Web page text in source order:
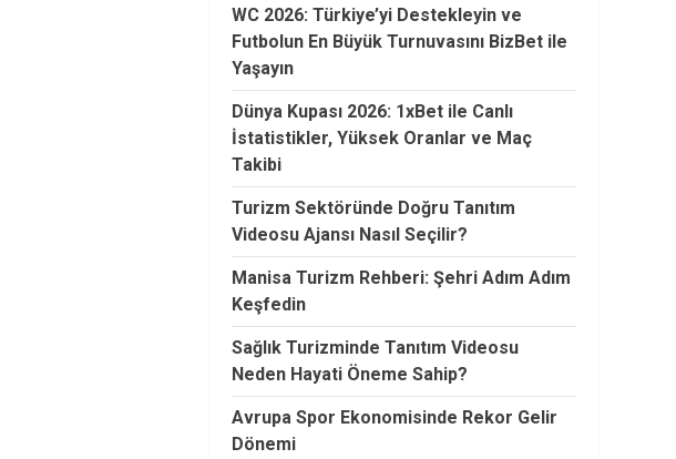
WC 2026: Türkiye’yi Destekleyin ve
Futbolun En Büyük Turnuvasını BizBet ile
Yaşayın
Dünya Kupası 2026: 1xBet ile Canlı
İstatistikler, Yüksek Oranlar ve Maç
Takibi
Turizm Sektöründe Doğru Tanıtım
Videosu Ajansı Nasıl Seçilir?
Manisa Turizm Rehberi: Şehri Adım Adım
Keşfedin
Sağlık Turizminde Tanıtım Videosu
Neden Hayati Öneme Sahip?
Avrupa Spor Ekonomisinde Rekor Gelir
Dönemi